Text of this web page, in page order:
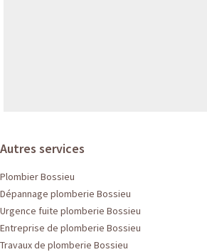
Autres services
Plombier Bossieu
Dépannage plomberie Bossieu
Urgence fuite plomberie Bossieu
Entreprise de plomberie Bossieu
Travaux de plomberie Bossieu